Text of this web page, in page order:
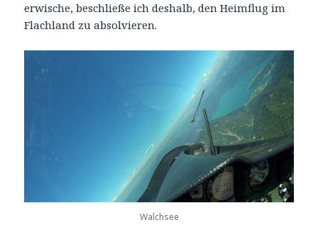
erwische, beschließe ich deshalb, den Heimflug im
Flachland zu absolvieren.
Walchsee